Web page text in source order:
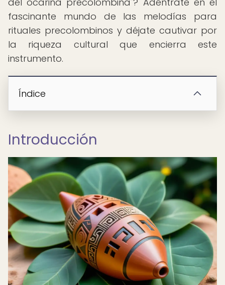
fascinante mundo de las melodías para
rituales precolombinos y déjate cautivar por
la riqueza cultural que encierra este
instrumento.
Índice
Introducción